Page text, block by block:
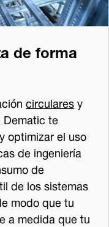
de forma
circularesy
te
optimizar el uso
de ingeniería
de
de los sistemas
modo que tu
a medida que tu